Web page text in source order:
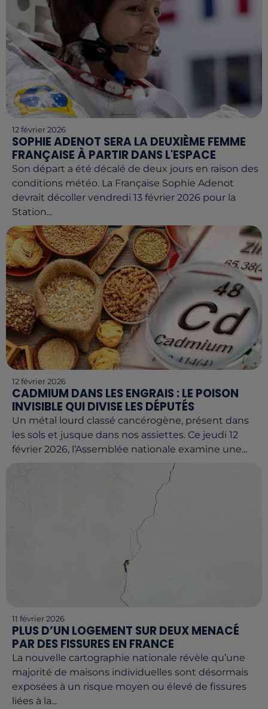
12 février 2026
SOPHIE ADENOT SERA LA DEUXIÈME FEMME
FRANÇAISE À PARTIR DANS L'ESPACE
Son départ a été décalé de deux jours en raison des
conditions météo. La Française Sophie Adenot
devrait décoller vendredi 13 février 2026 pour la
Station...
12 février 2026
CADMIUM DANS LES ENGRAIS : LE POISON
INVISIBLE QUI DIVISE LES DÉPUTÉS
Un métal lourd classé cancérogène, présent dans
les sols et jusque dans nos assiettes. Ce jeudi 12
février 2026, l’Assemblée nationale examine une...
11 février 2026
PLUS D’UN LOGEMENT SUR DEUX MENACÉ
PAR DES FISSURES EN FRANCE
La nouvelle cartographie nationale révèle qu’une
majorité de maisons individuelles sont désormais
exposées à un risque moyen ou élevé de fissures
liées à la...